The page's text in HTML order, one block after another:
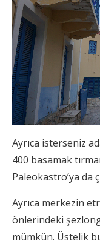
Ayrıca isterseniz
400 basamak
Paleokastro’ya da
Ayrıca merkezin
önlerindeki
mümkün. Üstelik